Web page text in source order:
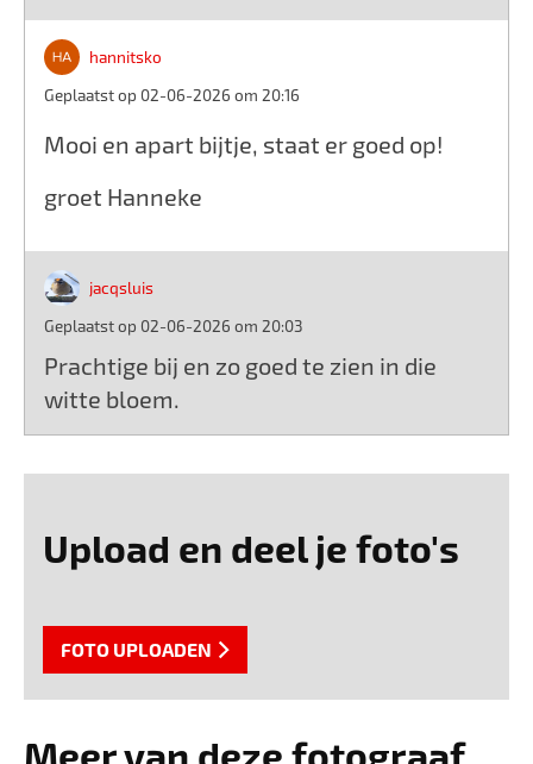
hannitsko
Geplaatst op 02-06-2026 om 20:16
Mooi en apart bijtje, staat er goed op!
groet Hanneke
jacqsluis
Geplaatst op 02-06-2026 om 20:03
Prachtige bij en zo goed te zien in die
witte bloem.
Upload en deel je foto's
FOTO UPLOADEN
Meer van deze fotograaf